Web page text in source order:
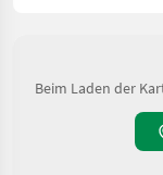
Beim Laden der